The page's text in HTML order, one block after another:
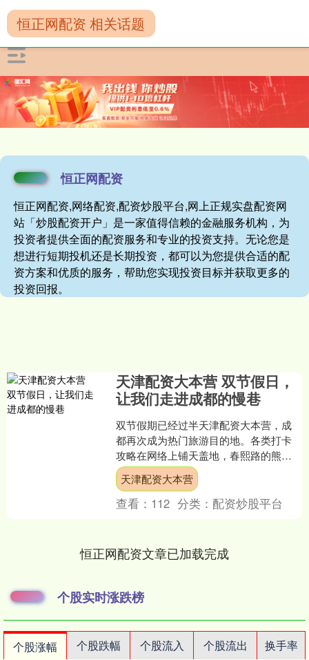
恒正网配资
恒正网配资,网络配资,配资炒股平台,网上正规实盘配资网
站「炒股配资开户」是一家值得信赖的金融服务机构，为
投资者提供全面的配资服务和专业的投资支持。无论您是
想进行短期投机还是长期投资，都可以为您提供合适的配
资方案和优质的服务，帮助您实现投资目标并获取更多的
投资回报。
恒正网配资 相关话题
天津配资大本营 双节假日，
让我们走进成都的慢巷
双节假期已经过半天津配资大本营，成
都再次成为热门旅游目的地。各类打卡
攻略在网络上铺天盖地，春熙路的熊猫
屁股、玉林西路的小酒馆、东郊记忆的
特色展览…… 抛开那些耳....
天津配资大本营
查看： 112 分类： 配资炒股平台
恒正网配资文章已加载完成
个股实时涨跌榜
个股涨幅 个股跌幅 个股流入 个股流出
换手率